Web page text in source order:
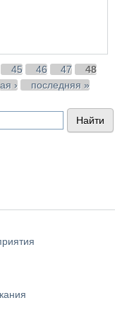
45 46 47
48
› последняя »